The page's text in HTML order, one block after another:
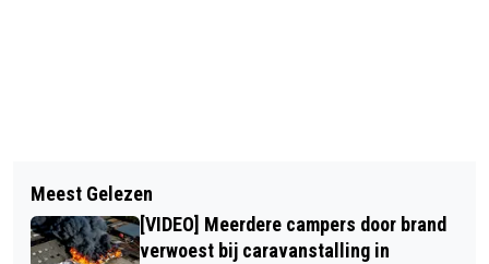
[VIDEO] GROTE BRAND LEGT WONING
MET RIETENDAK IN DE AS IN DUSSEN
MAN ZWAARGEWOND BIJ ONGEVAL
OP A59 BIJ WAALWIJK
Meest Gelezen
[VIDEO] Meerdere campers door brand
verwoest bij caravanstalling in